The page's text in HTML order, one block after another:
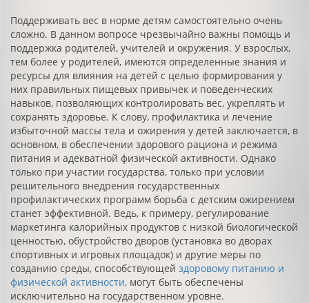
Поддерживать вес в норме детям самостоятельно очень
сложно. В данном вопросе чрезвычайно важны помощь и
поддержка родителей, учителей и окружения. У взрослых,
тем более у родителей, имеются определенные знания и
ресурсы для влияния на детей с целью формирования у
них правильных пищевых привычек и поведенческих
навыков, позволяющих контролировать вес, укреплять и
сохранять здоровье. К слову, профилактика и лечение
избыточной массы тела и ожирения у детей заключается, в
основном, в обеспечении здорового рациона и режима
питания и адекватной физической активности. Однако
только при участии государства, только при условии
решительного внедрения государственных
профилактических программ борьба с детским ожирением
станет эффективной. Ведь, к примеру, регулирование
маркетинга калорийных продуктов с низкой биологической
ценностью, обустройство дворов (установка во дворах
спортивных и игровых площадок) и другие меры по
созданию среды, способствующей здоровому питанию и
физической активности, могут быть обеспечены
исключительно на государственном уровне.